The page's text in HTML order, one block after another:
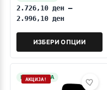
2.726,10 ден –
2.996,10 ден
ИЗБЕРИ ОПЦИИ
НА ЗАЛИХА
АКЦИЈА!